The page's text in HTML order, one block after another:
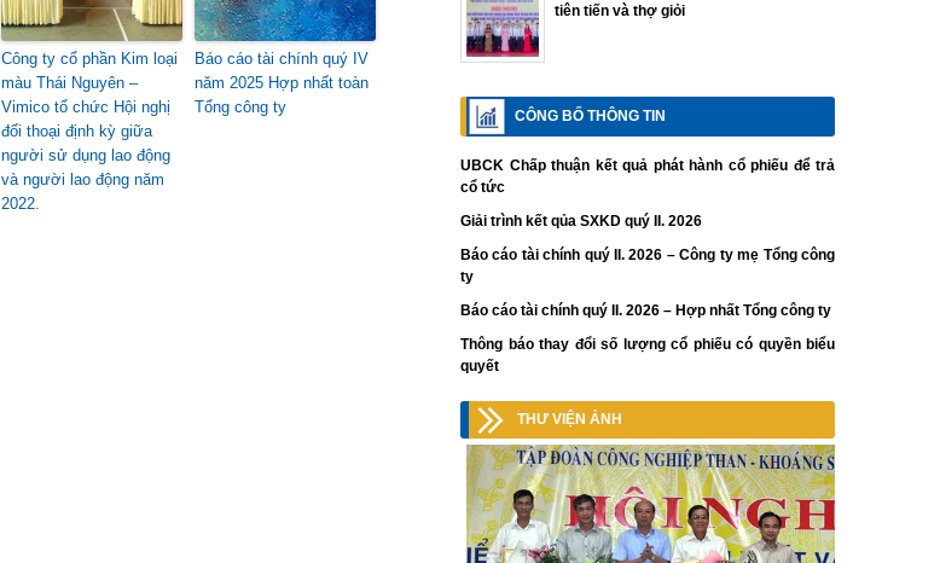
Công ty cổ phần Kim loại
màu Thái Nguyên –
Vimico tổ chức Hội nghị
đối thoại định kỳ giữa
người sử dụng lao động
và người lao động năm
2022.
Báo cáo tài chính quý IV
năm 2025 Hợp nhất toàn
Tổng công ty
tiên tiến và thợ giỏi
CÔNG BỐ THÔNG TIN
UBCK Chấp thuận kết quả phát hành cổ phiếu để trả
cổ tức
Giải trình kết qủa SXKD quý II. 2026
Báo cáo tài chính quý II. 2026 – Công ty mẹ Tổng công
ty
Báo cáo tài chính quý II. 2026 – Hợp nhất Tổng công ty
Thông báo thay đổi số lượng cổ phiếu có quyền biểu
quyết
THƯ VIỆN ẢNH